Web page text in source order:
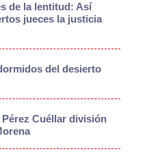
de la lentitud: Así
jueces la justicia
del desierto
Cuéllar división